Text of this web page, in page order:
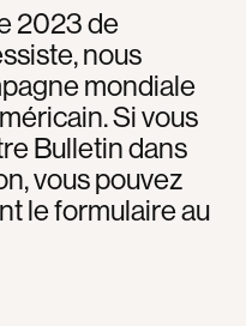
2023 de
nous
mondiale
Si vous
Bulletin dans
vous pouvez
le formulaire au